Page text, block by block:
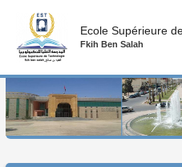
Ecole Supérieure
Fkih Ben Salah